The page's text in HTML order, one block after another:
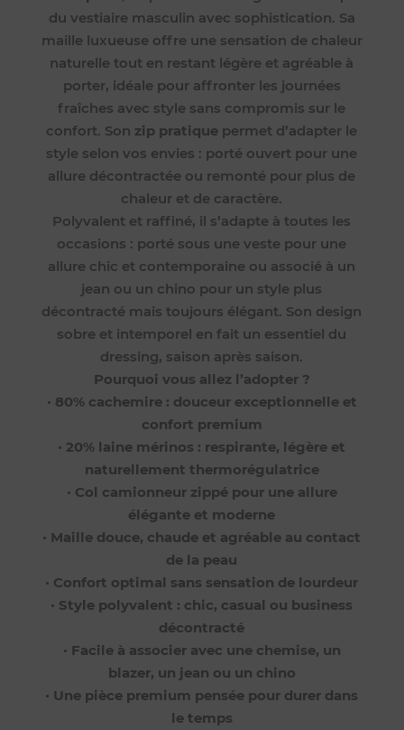
du vestiaire masculin avec sophistication. Sa
maille luxueuse offre une sensation de chaleur
naturelle tout en restant légère et agréable à
porter, idéale pour affronter les journées
fraîches avec style sans compromis sur le
confort. Son zip pratique permet d’adapter le
style selon vos envies : porté ouvert pour une
allure décontractée ou remonté pour plus de
chaleur et de caractère.
Polyvalent et raffiné, il s’adapte à toutes les
occasions : porté sous une veste pour une
allure chic et contemporaine ou associé à un
jean ou un chino pour un style plus
décontracté mais toujours élégant. Son design
sobre et intemporel en fait un essentiel du
dressing, saison après saison.
Pourquoi vous allez l’adopter ?
• 80% cachemire : douceur exceptionnelle et
confort premium
• 20% laine mérinos : respirante, légère et
naturellement thermorégulatrice
• Col camionneur zippé pour une allure
élégante et moderne
• Maille douce, chaude et agréable au contact
de la peau
• Confort optimal sans sensation de lourdeur
• Style polyvalent : chic, casual ou business
décontracté
• Facile à associer avec une chemise, un
blazer, un jean ou un chino
• Une pièce premium pensée pour durer dans
le temps